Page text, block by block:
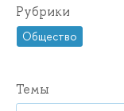
Рубрики
Общество
Темы